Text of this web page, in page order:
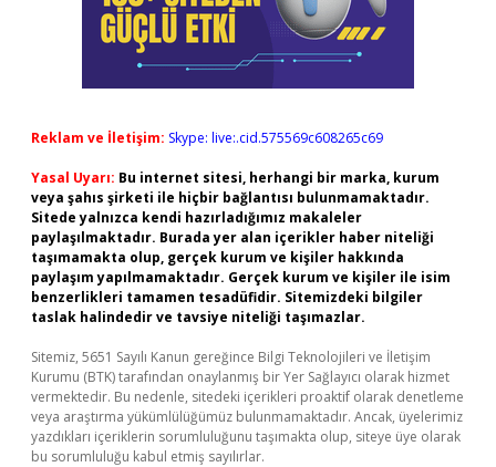
Reklam ve İletişim: Skype: live:.cid.575569c608265c69
Yasal Uyarı: Bu internet sitesi, herhangi bir marka, kurum
veya şahıs şirketi ile hiçbir bağlantısı bulunmamaktadır.
Sitede yalnızca kendi hazırladığımız makaleler
paylaşılmaktadır. Burada yer alan içerikler haber niteliği
taşımamakta olup, gerçek kurum ve kişiler hakkında
paylaşım yapılmamaktadır. Gerçek kurum ve kişiler ile isim
benzerlikleri tamamen tesadüfidir. Sitemizdeki bilgiler
taslak halindedir ve tavsiye niteliği taşımazlar.
Sitemiz, 5651 Sayılı Kanun gereğince Bilgi Teknolojileri ve İletişim
Kurumu (BTK) tarafından onaylanmış bir Yer Sağlayıcı olarak hizmet
vermektedir. Bu nedenle, sitedeki içerikleri proaktif olarak denetleme
veya araştırma yükümlülüğümüz bulunmamaktadır. Ancak, üyelerimiz
yazdıkları içeriklerin sorumluluğunu taşımakta olup, siteye üye olarak
bu sorumluluğu kabul etmiş sayılırlar.